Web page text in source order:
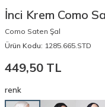
İnci Krem Como
Como Saten Şal
Ürün Kodu: 1285.665.STD
449,50 TL
renk